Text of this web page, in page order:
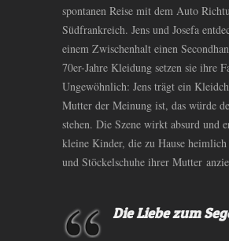
spontanen Reise mit dem Auto
Südfrankreich. Jens und Josefa
einem Zwischenhalt einen
70er-Jahre Kleidung setzen sie ihre
Ungewöhnlich: Jens trägt ein
Mutter der Meinung ist, das würde
stehen. Die Szene wirkt absurd und
kleine Kinder, die zu Hause
und Stöckelschuhe ihrer Mutter
Die Liebe zum